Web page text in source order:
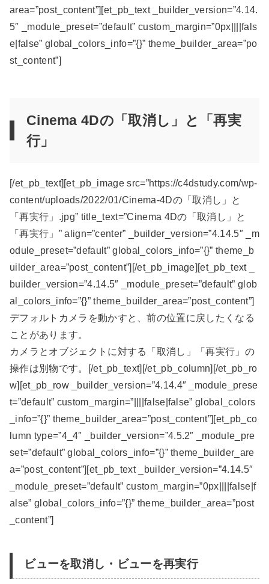
area=”post_content”][et_pb_text _builder_version=”4.14.
5″ _module_preset=”default” custom_margin=”0px||||fals
e|false” global_colors_info=”{}” theme_builder_area=”po
st_content”]
Cinema 4Dの「取消し」と「再実
行」
[/et_pb_text][et_pb_image src=”https://c4dstudy.com/wp-
content/uploads/2022/01/Cinema-4Dの「取消し」と
「再実行」.jpg” title_text=”Cinema 4Dの「取消し」と
「再実行」” align=”center” _builder_version=”4.14.5″ _m
odule_preset=”default” global_colors_info=”{}” theme_b
uilder_area=”post_content”][/et_pb_image][et_pb_text _
builder_version=”4.14.5″ _module_preset=”default” glob
al_colors_info=”{}” theme_builder_area=”post_content”]
デフォルトカメラを動かすと、前の位置に戻したくなる
ことがあります。
カメラとオブジェクトに対する「取消し」「再実行」の
操作は別物です。[/et_pb_text][/et_pb_column][/et_pb_ro
w][et_pb_row _builder_version=”4.14.4″ _module_prese
t=”default” custom_margin=”||||false|false” global_colors
_info=”{}” theme_builder_area=”post_content”][et_pb_co
lumn type=”4_4″ _builder_version=”4.5.2″ _module_pre
set=”default” global_colors_info=”{}” theme_builder_are
a=”post_content”][et_pb_text _builder_version=”4.14.5″
_module_preset=”default” custom_margin=”0px||||false|f
alse” global_colors_info=”{}” theme_builder_area=”post
_content”]
ビューを取消し・ビューを再実行